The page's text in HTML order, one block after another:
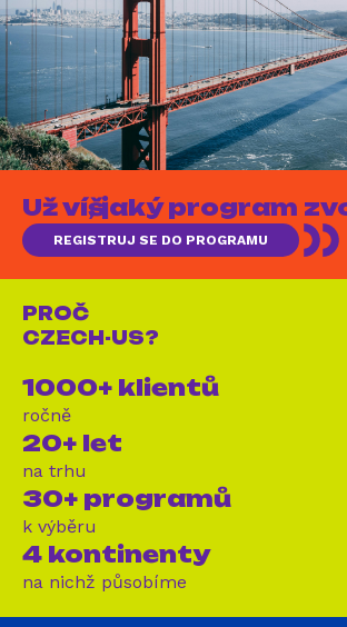
Už víš, jaký program
REGISTRUJ SE DO PROGRAMU
PROČ
CZECH-US?
1000+ klientů
ročně
20+ let
na trhu
30+ programů
k výběru
4 kontinenty
na nichž působíme